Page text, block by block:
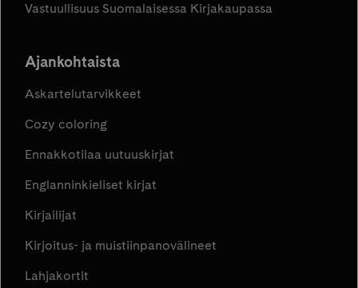
Vastuullisuus Suomalaisessa Kirjakaupassa
Ajankohtaista
Askartelutarvikkeet
Cozy coloring
Ennakkotilaa uutuuskirjat
Englanninkieliset kirjat
Kirjailijat
Kirjoitus- ja muistiinpanovälineet
Lahjakortit